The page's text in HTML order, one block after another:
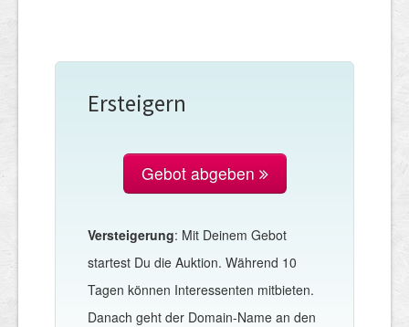
Ersteigern
Gebot abgeben
Versteigerung: Mit Deinem Gebot
startest Du die Auktion. Während 10
Tagen können Interessenten mitbieten.
Danach geht der Domain-Name an den